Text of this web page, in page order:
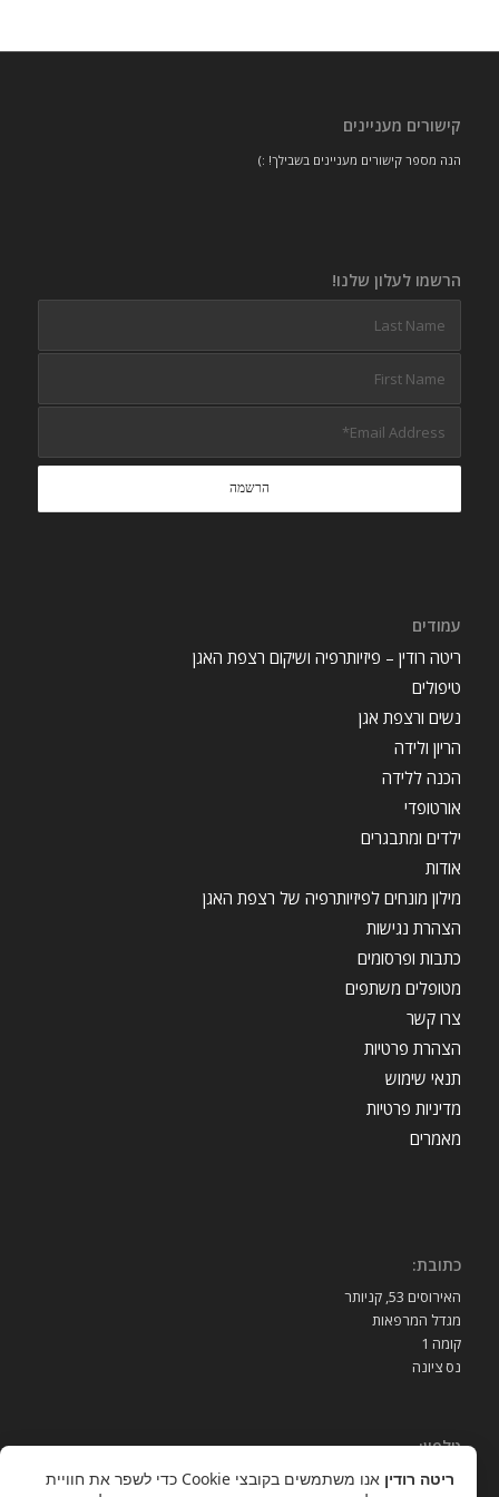
קישורים מעניינים
הנה מספר קישורים מעניינים בשבילך! :)
הרשמו לעלון שלנו!
עמודים
ריטה רודין – פיזיותרפיה ושיקום רצפת האגן
טיפולים
נשים ורצפת אגן
הריון ולידה
הכנה ללידה
אורטופדי
ילדים ומתבגרים
אודות
מילון מונחים לפיזיותרפיה של רצפת האגן
הצהרת נגישות
כתבות ופרסומים
מטופלים משתפים
צרו קשר
הצהרת פרטיות
תנאי שימוש
מדיניות פרטיות
מאמרים
כתובת:
האירוסים 53, קניותר
מגדל המרפאות
קומה 1
נס ציונה
טלפון:
052-3939989
ריטה רודין
אנו משתמשים בקובצי Cookie כדי לשפר את חוויית